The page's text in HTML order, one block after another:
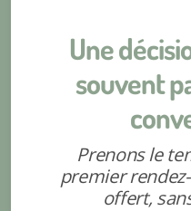
Une
souvent
Prenons le
premier
offert,